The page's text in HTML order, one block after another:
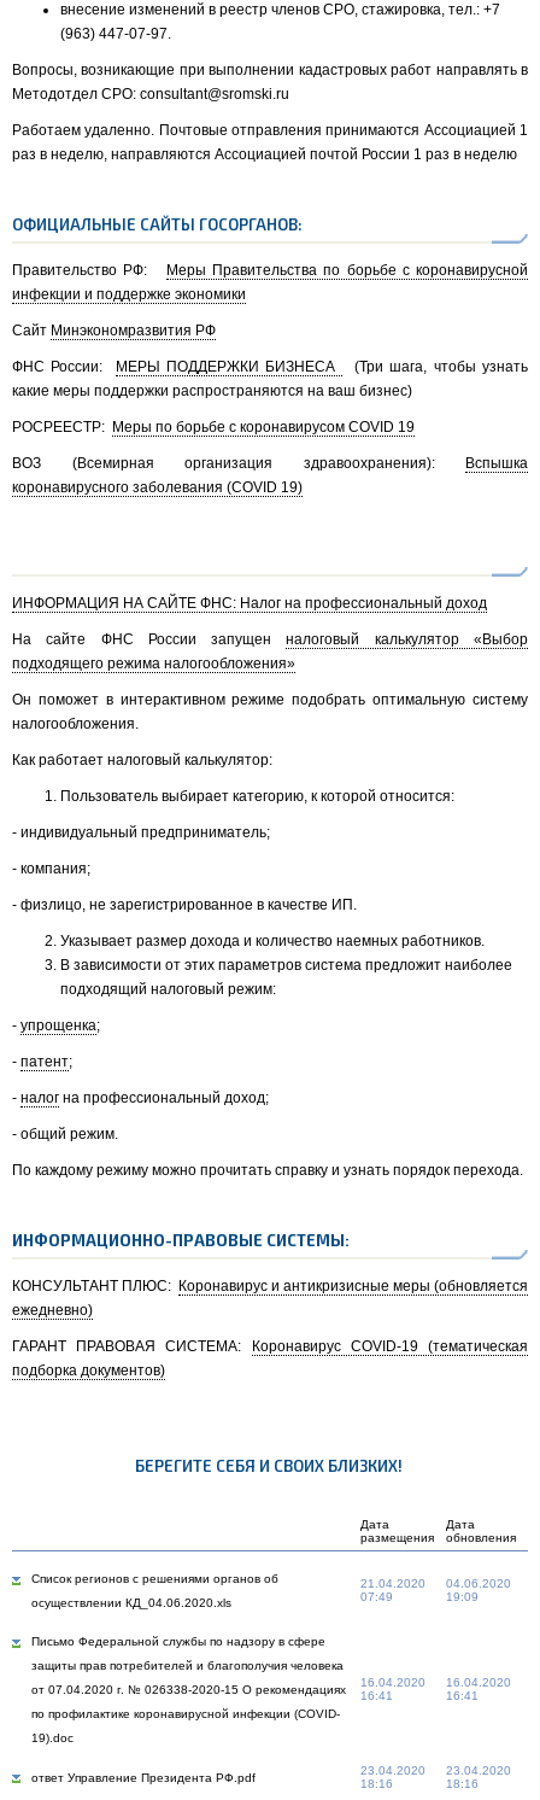
внесение изменений в реестр членов СРО, стажировка, тел.: +7
(963) 447-07-97.
Вопросы, возникающие при выполнении кадастровых работ направлять в
Методотдел СРО: consultant@sromski.ru
Работаем удаленно. Почтовые отправления принимаются Ассоциацией 1
раз в неделю, направляются Ассоциацией почтой России 1 раз в неделю
ОФИЦИАЛЬНЫЕ САЙТЫ ГОСОРГАНОВ:
Правительство РФ:
Меры Правительства по борьбе с коронавирусной
инфекции и поддержке экономики
Сайт Минэкономразвития РФ
ФНС России: МЕРЫ ПОДДЕРЖКИ БИЗНЕСА
(Три шага, чтобы узнать
какие меры поддержки распространяются на ваш бизнес)
РОСРЕЕСТР: Меры по борьбе с коронавирусом COVID 19
ВОЗ (Всемирная организация здравоохранения):
Вспышка
коронавирусного заболевания (COVID 19)
ИНФОРМАЦИЯ НА САЙТЕ ФНС: Налог на профессиональный доход
На сайте ФНС России запущенналоговый калькулятор «Выбор
подходящего режима налогообложения»
Он поможет в интерактивном режиме подобрать оптимальную систему
налогообложения.
Как работает налоговый калькулятор:
Пользователь выбирает категорию, к которой относится:
- индивидуальный предприниматель;
- компания;
- физлицо, не зарегистрированное в качестве ИП.
Указывает размер дохода и количество наемных работников.
В зависимости от этих параметров система предложит наиболее
подходящий налоговый режим:
- упрощенка;
- патент;
- налог на профессиональный доход;
- общий режим.
По каждому режиму можно прочитать справку и узнать порядок перехода.
ИНФОРМАЦИОННО-ПРАВОВЫЕ СИСТЕМЫ:
КОНСУЛЬТАНТ ПЛЮС: Коронавирус и антикризисные меры (обновляется
ежедневно)
ГАРАНТ ПРАВОВАЯ СИСТЕМА:
Коронавирус COVID-19 (тематическая
подборка документов)
БЕРЕГИТЕ СЕБЯ И СВОИХ БЛИЗКИХ!
Дата
размещения
Дата
обновления
Список регионов с решениями органов об
осуществлении КД_04.06.2020.xls
21.04.2020
07:49
04.06.2020
19:09
Письмо Федеральной службы по надзору в сфере
защиты прав потребителей и благополучия человека
от 07.04.2020 г. № 026338-2020-15 О рекомендациях
по профилактике коронавирусной инфекции (CОVID-
19).doc
16.04.2020
16:41
16.04.2020
16:41
ответ Управление Президента РФ.pdf
23.04.2020
18:16
23.04.2020
18:16